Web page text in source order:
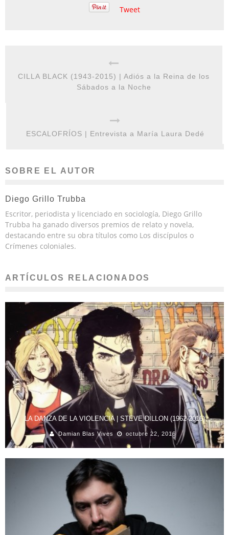
Tweet
CILLA BLACK (1943-2015) | Adiós a la Reina de los
Sábados a la Noche
ESCALOFRÍOS | Entrevista a María Laura Dedé
SOBRE EL AUTOR
Diego Grillo Trubba
Escritor, periodista y licenciado en sociología, Diego Grillo
Trubba ha ganado diversos premios de relato y novela,
destacando entre su obra títulos como Los discípulos o
Crímenes coloniales.
ARTÍCULOS RELACIONADOS
LA DANZA DE LA VIOLENCIA | STEVE DILLON (1962-2016)
Damian Blas Vives octubre 22, 2016